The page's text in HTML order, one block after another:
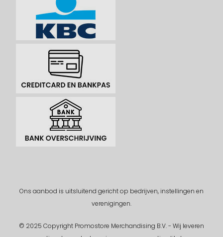
Ons aanbod is uitsluitend gericht op bedrijven, instellingen en
verenigingen.
© 2025 Copyright Promostore Merchandising B.V. - Wij leveren